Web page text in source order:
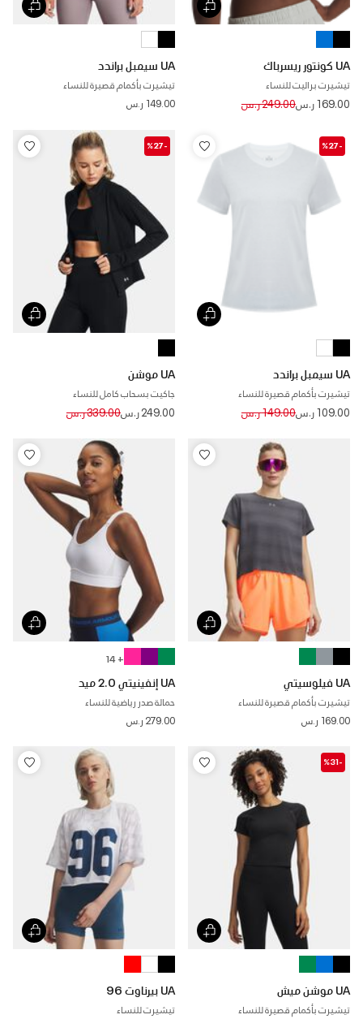
UA كونتور ريسرباك
تيشيرت براليت للنساء
169.00 ر.س Price reduced from
249.00 ر.س to
UA سيمبل براندد
تيشيرت بأكمام قصيرة للنساء
149.00 ر.س
-%27
UA سيمبل براندد
تيشيرت بأكمام قصيرة للنساء
109.00 ر.س Price reduced from
149.00 ر.س to
-%27
UA موشن
جاكيت بسحاب كامل للنساء
249.00 ر.س Price reduced from
339.00 ر.س to
UA فيلوسيتي
تيشيرت بأكمام قصيرة للنساء
169.00 ر.س
+ 14
UA إنفينيتي 2.0 ميد
حمالة صدر رياضية للنساء
279.00 ر.س
-%31
UA موشن ميش
تيشيرت بأكمام قصيرة للنساء
UA بيرناوت 96
تيشيرت للنساء